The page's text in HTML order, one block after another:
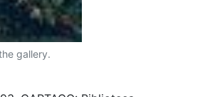
gallery.